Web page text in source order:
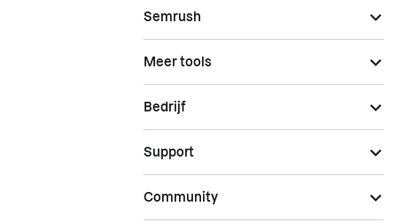
Semrush
Meer tools
Bedrijf
Support
Community